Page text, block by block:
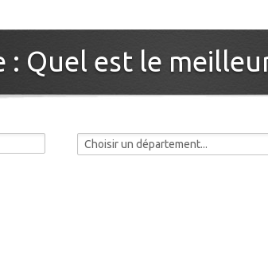
: Quel est le